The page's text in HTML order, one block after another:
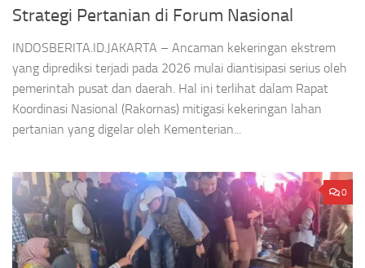
Strategi Pertanian di Forum Nasional
INDOSBERITA.ID.JAKARTA – Ancaman kekeringan ekstrem
yang diprediksi terjadi pada 2026 mulai diantisipasi serius oleh
pemerintah pusat dan daerah. Hal ini terlihat dalam Rapat
Koordinasi Nasional (Rakornas) mitigasi kekeringan lahan
pertanian yang digelar oleh Kementerian...
0